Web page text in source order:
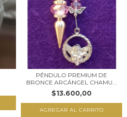
PÉNDULO PREMIUM DE
BRONCE ARCÁNGEL CHAMU...
$13.600,00